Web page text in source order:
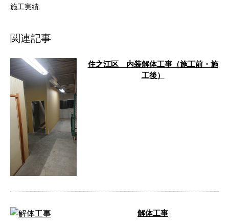
施工実績
関連記事
住之江区 内装解体工事（施工前・施
工後）
解体工事